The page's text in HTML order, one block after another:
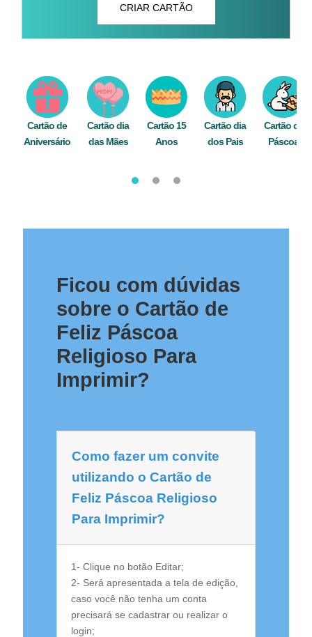
CRIAR CARTÃO
Cartão de
Aniversário
Cartão dia
das Mães
Cartão 15
Anos
Cartão dia
dos Pais
Cartão de
Páscoa
Ficou com dúvidas
sobre o Cartão de
Feliz Páscoa
Religioso Para
Imprimir?
Como fazer um convite
utilizando o Cartão de
Feliz Páscoa Religioso
Para Imprimir?
1- Clique no botão Editar;
2- Será apresentada a tela de edição,
caso você não tenha um conta
precisará se cadastrar ou realizar o
login;